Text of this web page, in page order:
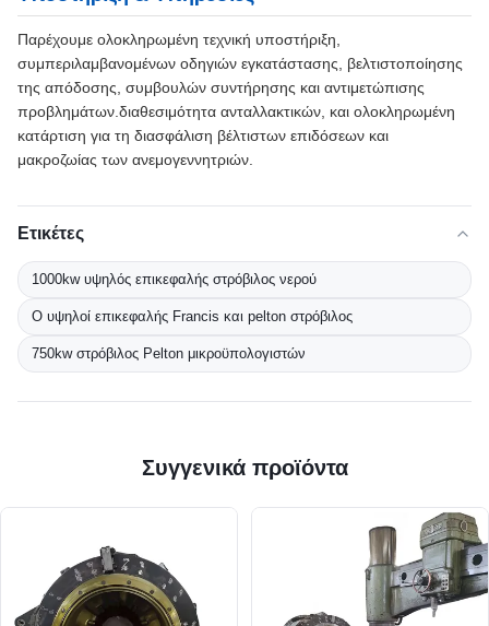
Παρέχουμε ολοκληρωμένη τεχνική υποστήριξη,
συμπεριλαμβανομένων οδηγιών εγκατάστασης, βελτιστοποίησης
της απόδοσης, συμβουλών συντήρησης και αντιμετώπισης
προβλημάτων.διαθεσιμότητα ανταλλακτικών, και ολοκληρωμένη
κατάρτιση για τη διασφάλιση βέλτιστων επιδόσεων και
μακροζωίας των ανεμογεννητριών.
Ετικέτες
1000kw υψηλός επικεφαλής στρόβιλος νερού
Ο υψηλοί επικεφαλής Francis και pelton στρόβιλος
750kw στρόβιλος Pelton μικροϋπολογιστών
Συγγενικά προϊόντα